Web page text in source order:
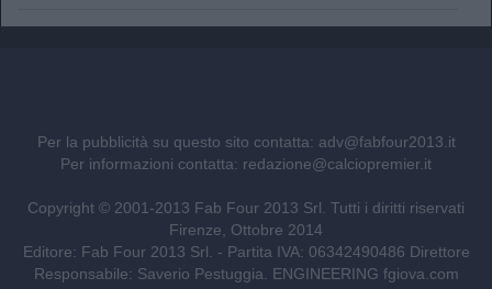
Per la pubblicità su questo sito contatta: adv@fabfour2013.it
Per informazioni contatta: redazione@calciopremier.it
Copyright © 2001-2013 Fab Four 2013 Srl. Tutti i diritti riservati
Firenze, Ottobre 2014
Editore: Fab Four 2013 Srl. - Partita IVA: 06342490486 Direttore
Responsabile: Saverio Pestuggia. ENGINEERING fgiova.com